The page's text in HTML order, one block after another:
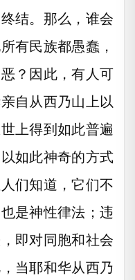
结。那么，谁会
有民族都愚蠢，
？因此，有人可
自从西乃山上以
上得到如此普遍
如此神奇的方式
们知道，它们不
是神性律法；违
即对同胞和社会
当耶和华从西乃